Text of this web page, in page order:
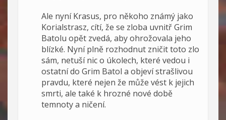
Ale nyní Krasus, pro někoho známý jako
Korialstrasz, cítí, že se zloba uvnitř Grim
Batolu opět zvedá, aby ohrožovala jeho
blízké. Nyní plně rozhodnut zničit toto zlo
sám, netuší nic o úkolech, které vedou i
ostatní do Grim Batol a objeví strašlivou
pravdu, které nejen že může vést k jejich
smrti, ale také k hrozné nové době
temnoty a ničení.